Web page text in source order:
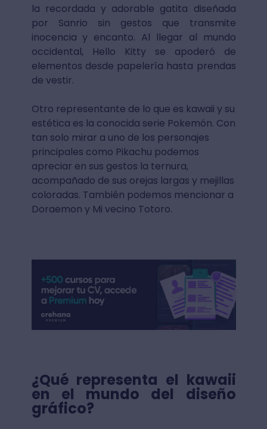
la recordada y adorable gatita diseñada
por Sanrio sin gestos que transmite
inocencia y encanto. Al llegar al mundo
occidental, Hello Kitty se apoderó de
elementos desde papelería hasta prendas
de vestir.
Otro representante de lo que es kawaii y su
estética es la conocida serie Pokemón. Con
tan solo mirar a uno de los personajes
principales como Pikachu podemos
apreciar en sus gestos la ternura,
acompañado de sus orejas largas y mejillas
coloradas. También podemos mencionar a
Doraemon y Mi vecino Totoro.
¿Qué representa el kawaii
en el mundo del diseño
gráfico?